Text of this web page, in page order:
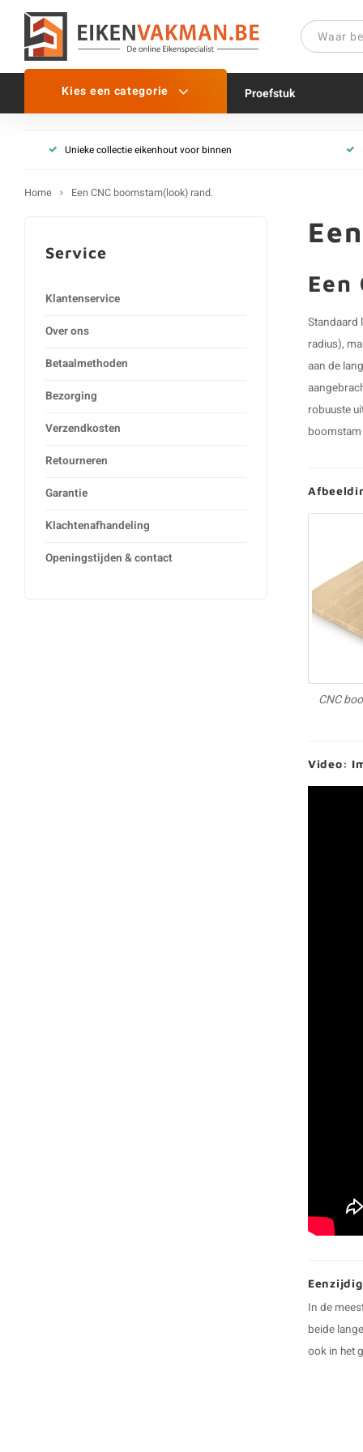
Kies een categorie Proefstuk
Unieke collectie eikenhout voor binnen
Home Een CNC boomstam(look) rand.
Service
Klantenservice
Over ons
Betaalmethoden
Bezorging
Verzendkosten
Retourneren
Garantie
Klachtenafhandeling
Openingstijden & contact
Een
Standaard
radius),
aan de
robuuste
CNC
Video:
In de
beide
ook in het